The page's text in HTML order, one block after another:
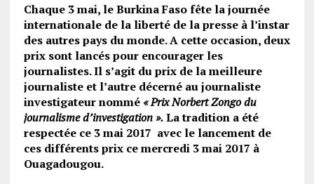
Chaque 3 mai, le Burkina Faso fête la journée
internationale de la liberté de la presse à l’instar
des autres pays du monde. A cette occasion, deux
prix sont lancés pour encourager les
journalistes. Il s’agit du prix de la meilleure
journaliste et l’autre décerné au journaliste
investigateur nommé« Prix Norbert Zongo du
journalisme d’investigation ».La tradition a été
respectée ce 3 mai 2017 avec le lancement de
ces différents prix ce mercredi 3 mai 2017 à
Ouagadougou.